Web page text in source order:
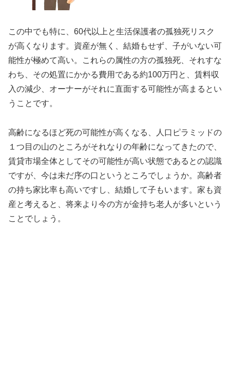
この中でも特に、60代以上と生活保護者の孤独死リスク
が高くなります。資産が無く、結婚もせず、子がいない可
能性が極めて高い。これらの属性の方の孤独死、それすな
わち、その処置にかかる費用である約100万円と、賃料収
入の減少、オーナーがそれに直面する可能性が高まるとい
うことです。
高齢になるほど死の可能性が高くなる、人口ピラミッドの
１つ目の山のところがそれなりの年齢になってきたので、
賃貸市場全体としてその可能性が高い状態であるとの認識
ですが、今は未だ序の口というところでしょうか。高齢者
の持ち家比率も高いですし、結婚して子もいます。家も資
産と考えると、将来より今の方が金持ち老人が多いという
ことでしょう。